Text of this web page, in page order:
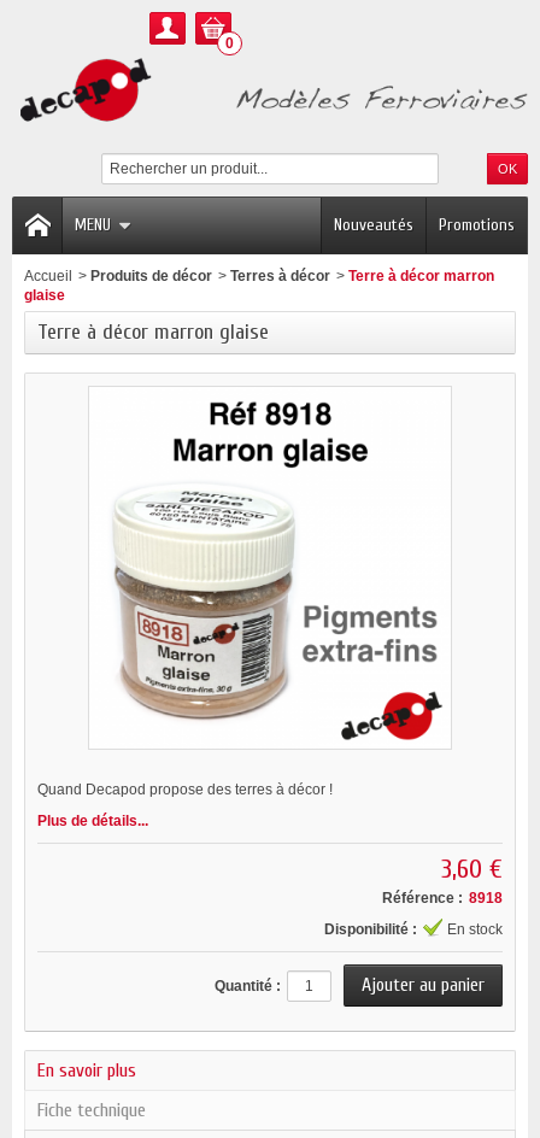
0
MENU Promotions
Nouveautés
Accueil > Produits de décor > Terres à décor > Terre à décor marron
glaise
Terre à décor marron glaise
Quand Decapod propose des terres à décor !
Plus de détails...
3,60 €
Référence : 8918
Disponibilité :
En stock
Quantité :
En savoir plus
Fiche technique